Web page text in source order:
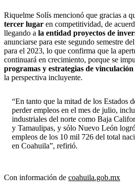
Riquelme Solís mencionó que gracias a
tercer lugar en competitividad, de
llegando a la entidad proyectos de
anunciarse para este segundo semestre
para el 2023, lo que confirma que la
continuará en crecimiento, porque se
programas y estrategias de vinculación
la perspectiva incluyente.
“En tanto que la mitad de los Estados
perder empleos en el mes de julio,
industriales del norte como Baja
y Tamaulipas, y sólo Nuevo León
empleos de los 10 mil 726 del total
en Coahuila”, refirió.
Con información de coahuila.gob.mx